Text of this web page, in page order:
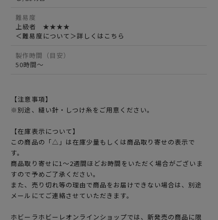
難易度
上級者 ★★★★
＜難易度について＞詳しくはこちら
製作時間（目安）
50時間～
【注意事項】
※別途、縫い針・しつけ糸をご用意ください。
【在庫表示について】
この商品の「△」は在庫少量もしくは商品取り寄せの表示で
す。
商品取り寄せに1～2週間ほどお時間をいただく場合がございま
すので予めご了承ください。
また、売り切れ等の理由で商品をお届けできない場合は、別途
メールにてご連絡させていただきます。
ホビーラホビーレオンラインショップでは、新発売の商品に限